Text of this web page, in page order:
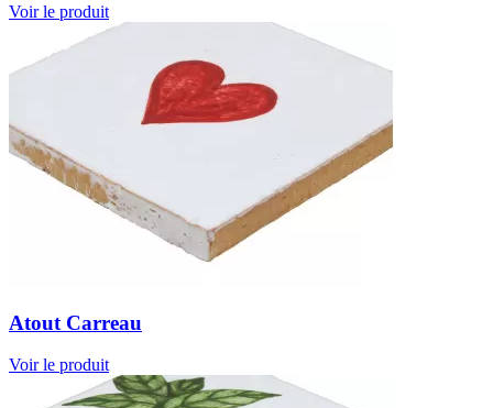
Voir le produit
Atout Carreau
Voir le produit